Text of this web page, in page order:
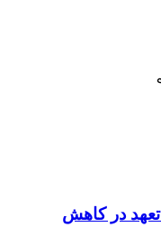
در کاهش